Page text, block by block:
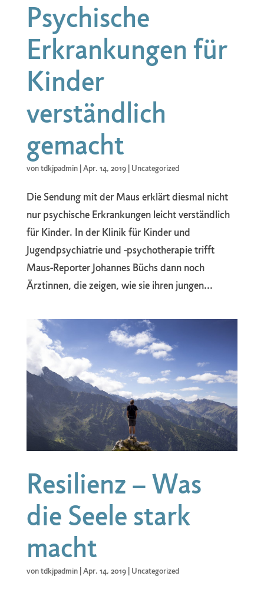
Psychische
Erkrankungen für
Kinder
verständlich
gemacht
vontdkjpadmin| Apr. 14, 2019| Uncategorized
Die Sendung mit der Maus erklärt diesmal nicht
nur psychische Erkrankungen leicht verständlich
für Kinder. In der Klinik für Kinder und
Jugendpsychiatrie und -psychotherapie trifft
Maus-Reporter Johannes Büchs dann noch
Ärztinnen, die zeigen, wie sie ihren jungen...
Resilienz – Was
die Seele stark
macht
vontdkjpadmin| Apr. 14, 2019| Uncategorized